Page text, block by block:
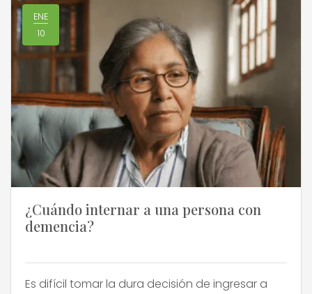
ENE
10
¿Cuándo internar a una persona con
demencia?
Es difícil tomar la dura decisión de ingresar a